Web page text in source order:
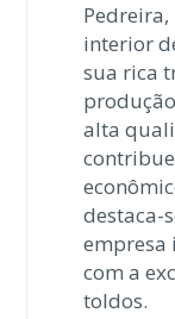
interior
sua rica
alta
destaca-
empresa
com a
toldos.